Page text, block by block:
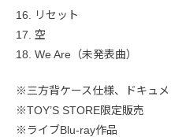
16. リセット
17. 空
18. We Are（未発表曲）
※三方背ケース仕様、ドキュ
※TOY’S STORE限定販売
※ライブBlu-ray作品